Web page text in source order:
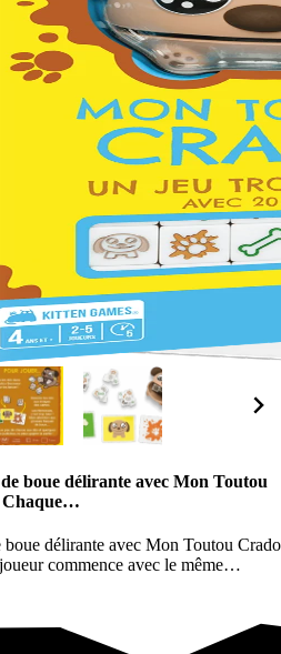
boue délirante avec Mon Toutou
Chaque…
boue délirante avec Mon Toutou Crado
commence avec le même…